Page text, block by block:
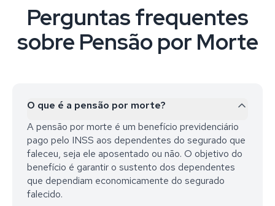
Perguntas frequentes
sobre Pensão por Morte
O que é a pensão por morte?
A pensão por morte é um benefício previdenciário
pago pelo INSS aos dependentes do segurado que
faleceu, seja ele aposentado ou não. O objetivo do
benefício é garantir o sustento dos dependentes
que dependiam economicamente do segurado
falecido.